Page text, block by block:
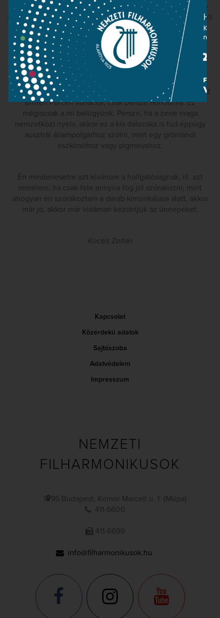
végtelenségig tudnám folytatni ennek a dalocskának a ki-
illetve a feldolgozását, mert rengeteg asszociációra serkenti
az embert és nagyon sok mindennel, más témákkal,
ugyanolyan struktúrájú dalokkal is kapcsolatba hozhatók.
Az előadás rengeteg hangszert is involvál, különleges
hangszerek is lesznek, és betekintést enged nagyon sok
stílusba is. Azt is lehet mondani, hogy valami olyasmi, mint
Britten Purcell variációi, csak persze honosítva. Ez
mégiscsak a mi belügyünk. Persze, ha a zene maga
nemzetközi nyelv, akkor ez a kis dalocska is tud éppúgy
ausztrál állampolgárhoz szólni, mint egy grönlandi
eszkimóhoz vagy pigmeushoz.
Én mindenesetre azt kívánom a hallgatóságnak, ill. azt
remélem, ha csak fele annyira fog jól szórakozni, mint
ahogyan én szórakoztam a darab kimunkálása alatt, akkor
már jó, akkor már vidáman kezdetjük az ünnepeket.
Kocsis Zoltán
Kapcsolat
Közérdekű adatok
Sajtószoba
Adatvédelem
Impresszum
NEMZETI
FILHARMONIKUSOK
1095 Budapest, Komor Marcell u. 1. (Müpa)
411-6600
411-6699
info@filharmonikusok.hu